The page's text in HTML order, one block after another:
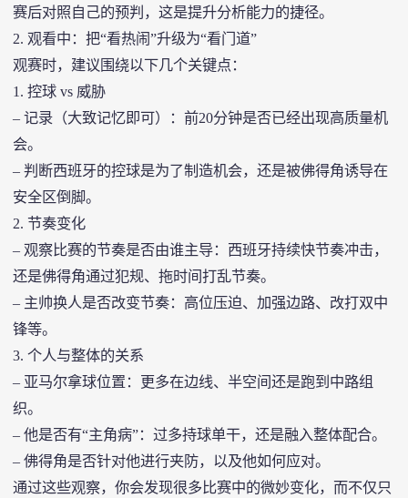
赛后对照自己的预判，这是提升分析能力的捷径。
2. 观看中：把“看热闹”升级为“看门道”
观赛时，建议围绕以下几个关键点：
1. 控球 vs 威胁
– 记录（大致记忆即可）：前20分钟是否已经出现高质量机
会。
– 判断西班牙的控球是为了制造机会，还是被佛得角诱导在
安全区倒脚。
2. 节奏变化
– 观察比赛的节奏是否由谁主导：西班牙持续快节奏冲击，
还是佛得角通过犯规、拖时间打乱节奏。
– 主帅换人是否改变节奏：高位压迫、加强边路、改打双中
锋等。
3. 个人与整体的关系
– 亚马尔拿球位置：更多在边线、半空间还是跑到中路组
织。
– 他是否有“主角病”：过多持球单干，还是融入整体配合。
– 佛得角是否针对他进行夹防，以及他如何应对。
通过这些观察，你会发现很多比赛中的微妙变化，而不仅只